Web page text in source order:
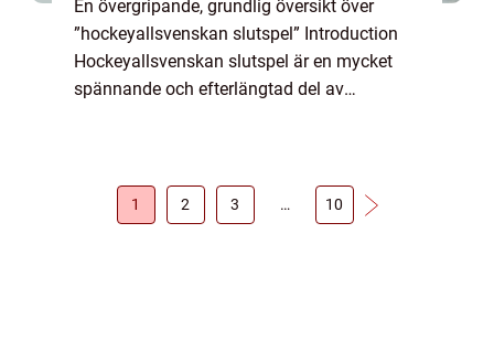
En övergripande, grundlig översikt över
”hockeyallsvenskan slutspel” Introduction
Hockeyallsvenskan slutspel är en mycket
spännande och efterlängtad del av
1 2 3 … 10